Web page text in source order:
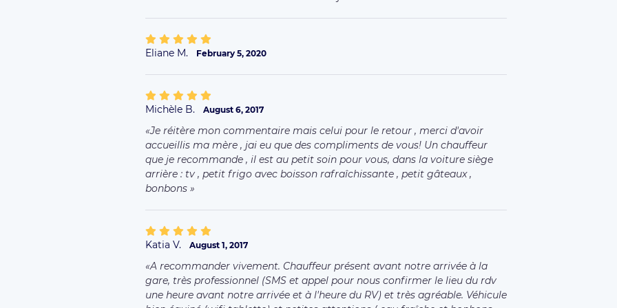
Eliane M. February 5, 2020
Michèle B. August 6, 2017
Je réitère mon commentaire mais celui pour le retour , merci d'avoir
accueillis ma mère , jai eu que des compliments de vous! Un chauffeur
que je recommande , il est au petit soin pour vous, dans la voiture siège
arrière : tv , petit frigo avec boisson rafraîchissante , petit gâteaux ,
bonbons
Katia V. August 1, 2017
A recommander vivement. Chauffeur présent avant notre arrivée à la
gare, très professionnel (SMS et appel pour nous confirmer le lieu du rdv
une heure avant notre arrivée et à l'heure du RV) et très agréable. Véhicule